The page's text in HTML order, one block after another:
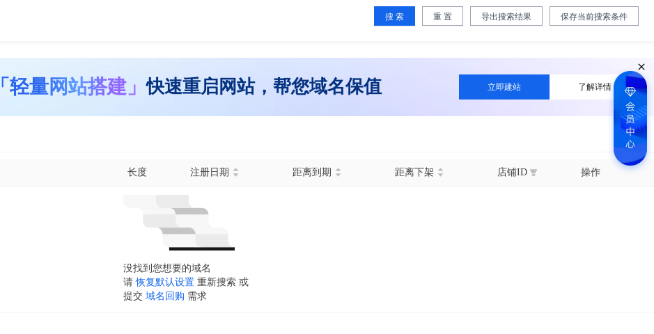
搜 索 重 置 导出搜索结果 保存当前搜索条件
「轻量网站搭建」快速重启网站，帮您域名保值 立即建站 了解详情
长度 注册日期 距离到期 距离下架 店铺ID 操作
没找到您想要的域名
请 恢复默认设置 重新搜索 或
提交 域名回购 需求